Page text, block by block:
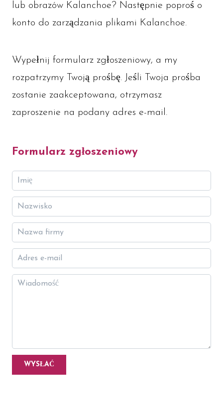
lub obrazów Kalanchoe? Następnie poproś o
konto do zarządzania plikami Kalanchoe.
Wypełnij formularz zgłoszeniowy, a my
rozpatrzymy Twoją prośbę. Jeśli Twoja prośba
zostanie zaakceptowana, otrzymasz
zaproszenie na podany adres e-mail.
Formularz zgłoszeniowy
WYSŁAĆ